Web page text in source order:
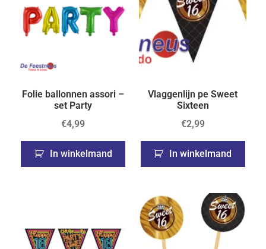
Folie ballonnen assori –
set Party
€4,99
In winkelmand
Vlaggenlijn pe Sweet
Sixteen
€2,99
In winkelmand